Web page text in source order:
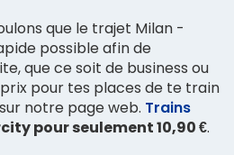
que le trajet Milan -
possible afin de
que ce soit de business ou
pour tes places de te train
notre page web. Trains
pour seulement 10,90 €.